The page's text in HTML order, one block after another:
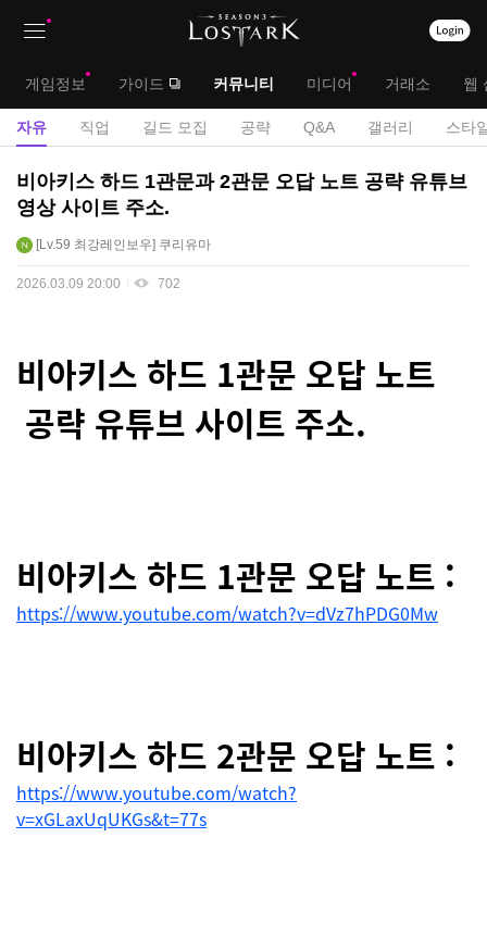
대
메
뉴
게임정보 가이드 커뮤니티 미디어 거래소 웹
서
자유 직업 길드 모집 공략 Q&A 갤러리 스타
자
유
시
비아키스 하드 1관문과 2관문 오답 노트 공략 유튜브
영상 사이트 주소.
Lv.59 최강레인보우 쿠리유마
2026.03.09 20:00 702
비아키스 하드 1관문 오답 노트
공략 유튜브 사이트 주소.
비아키스 하드 1관문 오답 노트 :
https://www.youtube.com/watch?v=dVz7hPDG0Mw
비아키스 하드 2관문 오답 노트 :
https://www.youtube.com/watch?
v=xGLaxUqUKGs&t=77s